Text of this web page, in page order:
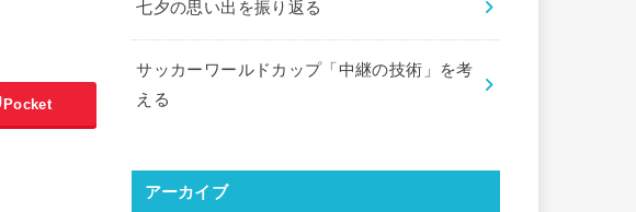
Pocket
七夕の思い出を振り返る
サッカーワールドカップ「中継の技術」を考
える
アーカイブ